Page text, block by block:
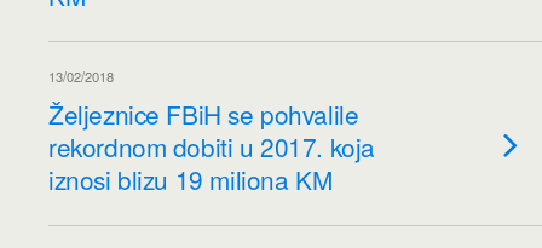
13/02/2018
Željeznice FBiH se pohvalile
rekordnom dobiti u 2017. koja
iznosi blizu 19 miliona KM